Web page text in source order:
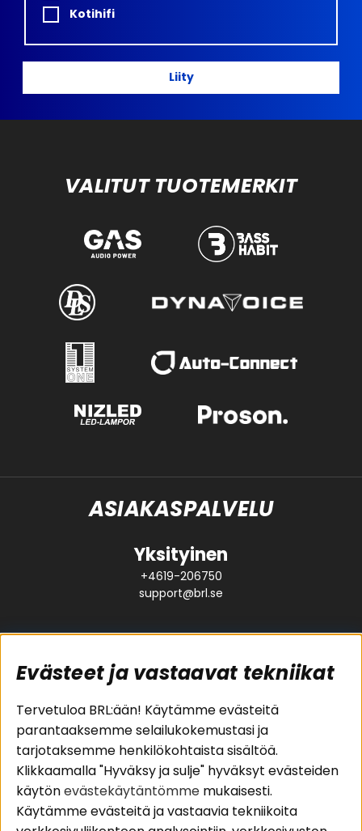
Kotihifi
Liity
VALITUT TUOTEMERKIT
ASIAKASPALVELU
Yksityinen
+4619-206750
support@brl.se
Suositut sivut
Pakettiratkaisut
Autostereot
Kaiuttimet
Päätevahvistimet
Lisätarvikkeet
Asiakaspalvelu
Evästeet
Huolto- ja
takuutiedot
Ostoehdot
Palautus
Evästeet ja vastaavat tekniikat
Tervetuloa BRL:ään! Käytämme evästeitä
parantaaksemme selailukokemustasi ja
tarjotaksemme henkilökohtaista sisältöä.
Klikkaamalla "Hyväksy ja sulje" hyväksyt evästeiden
käytönevästekäytäntömme mukaisesti.
Käytämme evästeitä ja vastaavia tekniikoita